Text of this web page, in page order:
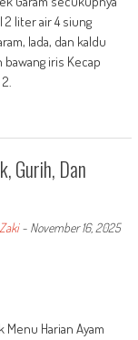
2 liter air 4 siung
lada, dan kaldu
iris Kecap
Gurih, Dan
- November 16, 2025
Menu Harian Ayam